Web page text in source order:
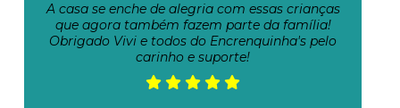
A casa se enche de alegria com essas crianças
que agora também fazem parte da família!
Obrigado Vivi e todos do Encrenquinha's pelo
carinho e suporte!